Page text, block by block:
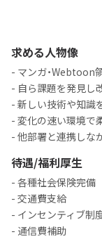
求める人物像
- マンガ・Webtoon
- 自ら課題を発見し
- 新しい技術や知識
- 変化の速い環境で
- 他部署と連携しな
待遇/福利厚生
- 各種社会保険完備
- 交通費支給
- インセンティブ制
- 通信費補助